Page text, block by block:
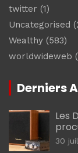
twitter (1)
Uncategorised
Wealthy (583)
worldwideweb
Derniers
Les
30